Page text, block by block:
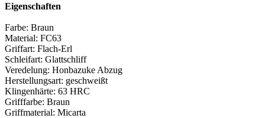
Eigenschaften
Farbe: Braun
Material: FC63
Griffart: Flach-Erl
Schleifart: Glattschliff
Veredelung: Honbazuke Abzug
Herstellungsart: geschweißt
Klingenhärte: 63 HRC
Grifffarbe: Braun
Griffmaterial: Micarta